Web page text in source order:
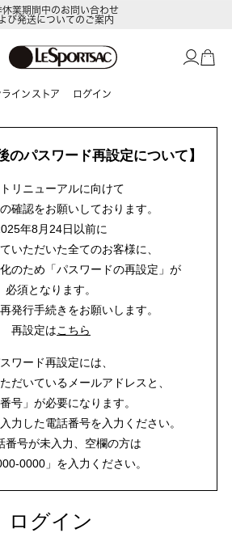
休業期間中のお問い合わせ
び発送についてのご案内
インストア ログイン
のパスワード再設定について】
リニューアルに向けて
確認をお願いしております。
年8月24日以前に
いただいた全てのお客様に、
のため「パスワードの再設定」が
必須となります。
発行手続きをお願いします。
再設定はこちら
ワード再設定には、
だいているメールアドレスと、
番号」が必要になります。
力した電話番号を入力ください。
番号が未入力、空欄の方は
0000」を入力ください。
ログイン